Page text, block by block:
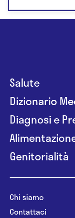
Salute
Dizionario
Diagnosi e
Genitorialità
Chi siamo
Contattaci